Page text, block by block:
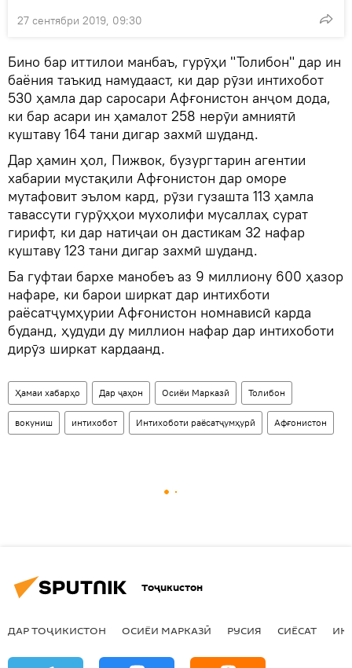
27 сентябри 2019, 09:30
Бино бар иттилои манбаъ, гурӯҳи "Толибон" дар ин
баёния таъкид намудааст, ки дар рӯзи интихобот
530 ҳамла дар саросари Афғонистон анҷом дода,
ки бар асари ин ҳамалот 258 нерӯи амниятӣ
куштаву 164 тани дигар захмӣ шуданд.
Дар ҳамин ҳол, Пижвок, бузургтарин агентии
хабарии мустақили Афғонистон дар оморе
мутафовит эълом кард, рӯзи гузашта 113 ҳамла
тавассути гурӯҳҳои мухолифи мусаллаҳ сурат
гирифт, ки дар натиҷаи он дастикам 32 нафар
куштаву 123 тани дигар захмӣ шуданд.
Ба гуфтаи бархе манобеъ аз 9 миллиону 600 ҳазор
нафаре, ки барои ширкат дар интихботи
раёсатҷумҳурии Афғонистон номнависӣ карда
буданд, ҳудуди ду миллион нафар дар интихоботи
дирӯз ширкат кардаанд.
Ҳамаи хабарҳо Дар ҷаҳон Осиёи Марказӣ Толибон
вокуниш интихобот Интихоботи раёсатҷумҳурӣ Афғонистон
Тоҷикистон
ДАР ТОҶИКИСТОН ОСИЁИ МАРКАЗӢ РУСИЯ СИЁСАТ